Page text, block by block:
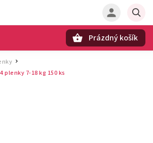
Prázdný košík
/
plenky 7‑18 kg 150 ks